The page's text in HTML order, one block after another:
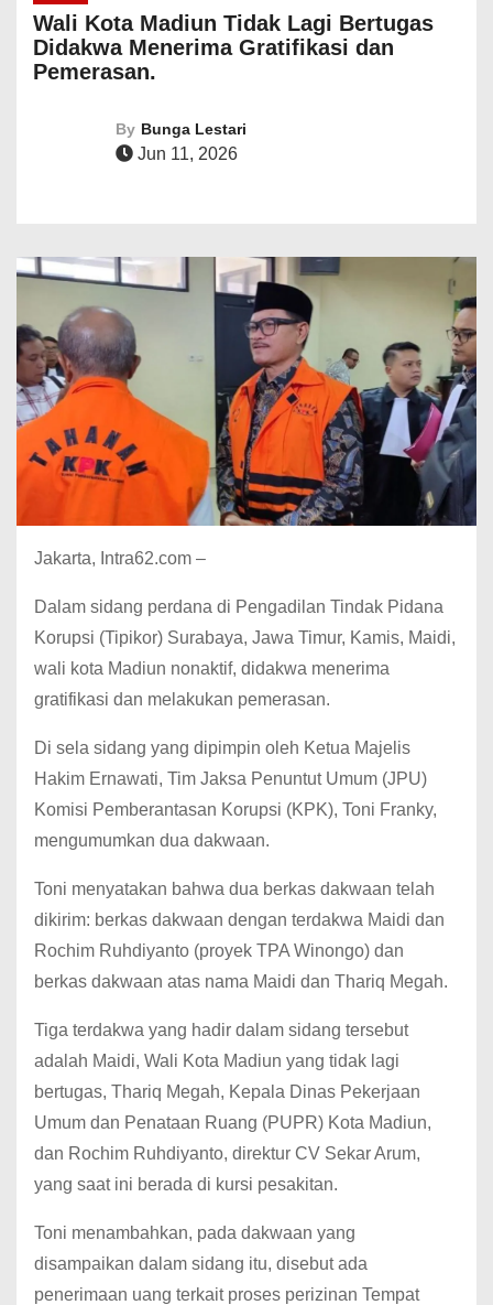
Wali Kota Madiun Tidak Lagi Bertugas
Didakwa Menerima Gratifikasi dan
Pemerasan.
By Bunga Lestari
Jun 11, 2026
Jakarta, Intra62.com –
Dalam sidang perdana di Pengadilan Tindak Pidana
Korupsi (Tipikor) Surabaya, Jawa Timur, Kamis, Maidi,
wali kota Madiun nonaktif, didakwa menerima
gratifikasi dan melakukan pemerasan.
Di sela sidang yang dipimpin oleh Ketua Majelis
Hakim Ernawati, Tim Jaksa Penuntut Umum (JPU)
Komisi Pemberantasan Korupsi (KPK), Toni Franky,
mengumumkan dua dakwaan.
Toni menyatakan bahwa dua berkas dakwaan telah
dikirim: berkas dakwaan dengan terdakwa Maidi dan
Rochim Ruhdiyanto (proyek TPA Winongo) dan
berkas dakwaan atas nama Maidi dan Thariq Megah.
Tiga terdakwa yang hadir dalam sidang tersebut
adalah Maidi, Wali Kota Madiun yang tidak lagi
bertugas, Thariq Megah, Kepala Dinas Pekerjaan
Umum dan Penataan Ruang (PUPR) Kota Madiun,
dan Rochim Ruhdiyanto, direktur CV Sekar Arum,
yang saat ini berada di kursi pesakitan.
Toni menambahkan, pada dakwaan yang
disampaikan dalam sidang itu, disebut ada
penerimaan uang terkait proses perizinan Tempat